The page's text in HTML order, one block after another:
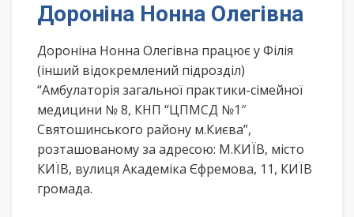
Дороніна Нонна Олегівна
Дороніна Нонна Олегівна працює у Філія
(інший відокремлений підрозділ)
“Амбулаторія загальної практики-сімейної
медицини № 8, КНП “ЦПМСД №1″
Святошинського району м.Києва”,
розташованому за адресою: М.КИЇВ, місто
КИЇВ, вулиця Академіка Єфремова, 11, КИЇВ
громада.